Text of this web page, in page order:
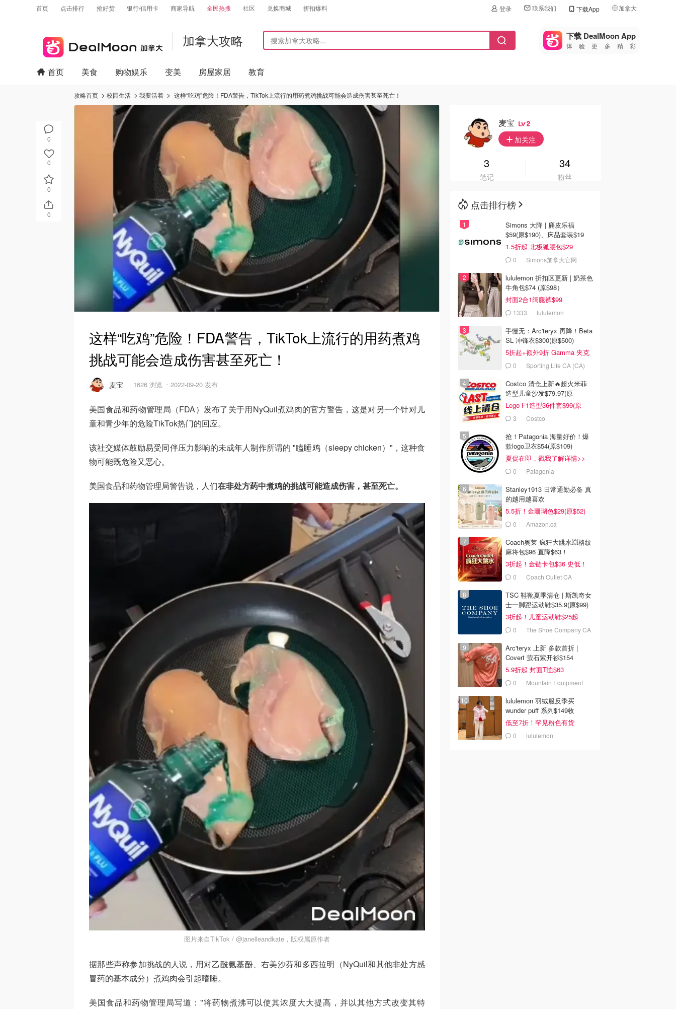
首页 点击排行 抢好货 银行/信用卡 商家导航 全民热搜 社区 兑换商城 折扣爆料 登录 联系我们 下载App 加拿大
🇺🇸
美国
🇨🇳中国
🇮🇹
🇦🇺
加拿大攻略 下载 DealMoon App
体验更多精彩
0
0
0
0
首页 美食 购物娱乐 变美 房屋家居 教育
攻略首页 校园生活 我要活着 这样“吃鸡”危险！FDA警告，TikTok上流行的用药煮鸡挑战可能会造成伤害甚至死亡！
这样“吃鸡”危险！FDA警告，TikTok上流行的用药煮鸡
挑战可能会造成伤害甚至死亡！
麦宝 1626 浏览 2022-09-20 发布
美国食品和药物管理局（FDA）发布了关于用NyQuil煮鸡肉的官方警告，这是对另一个针对儿
童和青少年的危险TikTok热门的回应。
该社交媒体鼓励易受同伴压力影响的未成年人制作所谓的 "瞌睡鸡（sleepy chicken）"，这种食
物可能既危险又恶心。
美国食品和药物管理局警告说，人们在非处方药中煮鸡的挑战可能造成伤害，甚至死亡。
图片来自TikTok / @janelleandkate，版权属原作者
据那些声称参加挑战的人说，用对乙酰氨基酚、右美沙芬和多西拉明（NyQuil和其他非处方感
冒药的基本成分）煮鸡肉会引起嗜睡。
美国食品和药物管理局写道："将药物煮沸可以使其浓度大大提高，并以其他方式改变其特
麦宝 2
加关注
3
笔记
34
粉丝
点击排行榜
Simons 大降 | 麂皮乐福
$59(原$190)、床品套装$19
1.5折起 北极狐腰包$29
0 Simons加拿大官网
lululemon 折扣区更新 | 奶茶色
牛角包$74 (原$98）
封面2合1阔腿裤$99
1333 lululemon
手慢无：Arc'teryx 再降！Beta
SL 冲锋衣$300(原$500)
5折起+额外9折 Gamma 夹克
$2380 Sporting Life CA (CA)
Costco 清仓上新🔥超火米菲
造型儿童沙发$79.97(原
$129.99)
Lego F1造型36件套$99(原
$159)
3 Costco
抢！Patagonia 海量好价！爆
款logo卫衣$54(原$109)
夏促在即，戳我了解详情>>
0 Patagonia
Stanley1913 日常通勤必备 真
的越用越喜欢
5.5折！金珊瑚色$29(原$52)
0 Amazon.ca
Coach奥莱 疯狂大跳水💥格纹
麻将包$96 直降$63！
3折起！金链卡包$36 史低！
0 Coach Outlet CA
TSC 鞋靴夏季清仓 | 斯凯奇女
士一脚蹬运动鞋$35.9(原$99)
3折起！儿童运动鞋$25起
0
The Shoe Company CA
Arc'teryx 上新 多款首折 |
Covert 萤石紫开衫$154
5.9折起 封面T恤$63
0
Mountain Equipment
lululemon 羽绒服反季买
wunder puff 系列$149收
低至7折！罕见粉色有货
0 lululemon